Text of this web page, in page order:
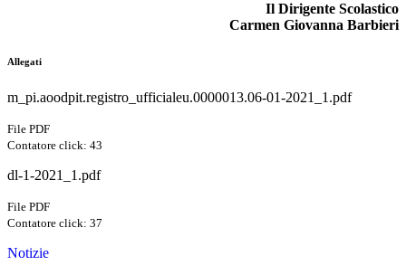
Il Dirigente Scolastico
Carmen Giovanna Barbieri
Allegati
m_pi.aoodpit.registro_ufficialeu.0000013.06-01-2021_1.pdf
File PDF
Contatore click: 43
dl-1-2021_1.pdf
File PDF
Contatore click: 37
Notizie